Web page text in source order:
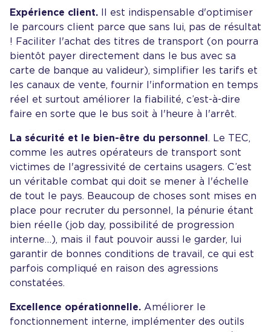
Expérience client. Il est indispensable d'optimiser
le parcours client parce que sans lui, pas de résultat
! Faciliter l'achat des titres de transport (on pourra
bientôt payer directement dans le bus avec sa
carte de banque au valideur), simplifier les tarifs et
les canaux de vente, fournir l'information en temps
réel et surtout améliorer la fiabilité, c’est-à-dire
faire en sorte que le bus soit à l'heure à l'arrêt.
La sécurité et le bien-être du personnel. Le TEC,
comme les autres opérateurs de transport sont
victimes de l'agressivité de certains usagers. C’est
un véritable combat qui doit se mener à l'échelle
de tout le pays. Beaucoup de choses sont mises en
place pour recruter du personnel, la pénurie étant
bien réelle (job day, possibilité de progression
interne…), mais il faut pouvoir aussi le garder, lui
garantir de bonnes conditions de travail, ce qui est
parfois compliqué en raison des agressions
constatées.
Excellence opérationnelle. Améliorer le
fonctionnement interne, implémenter des outils